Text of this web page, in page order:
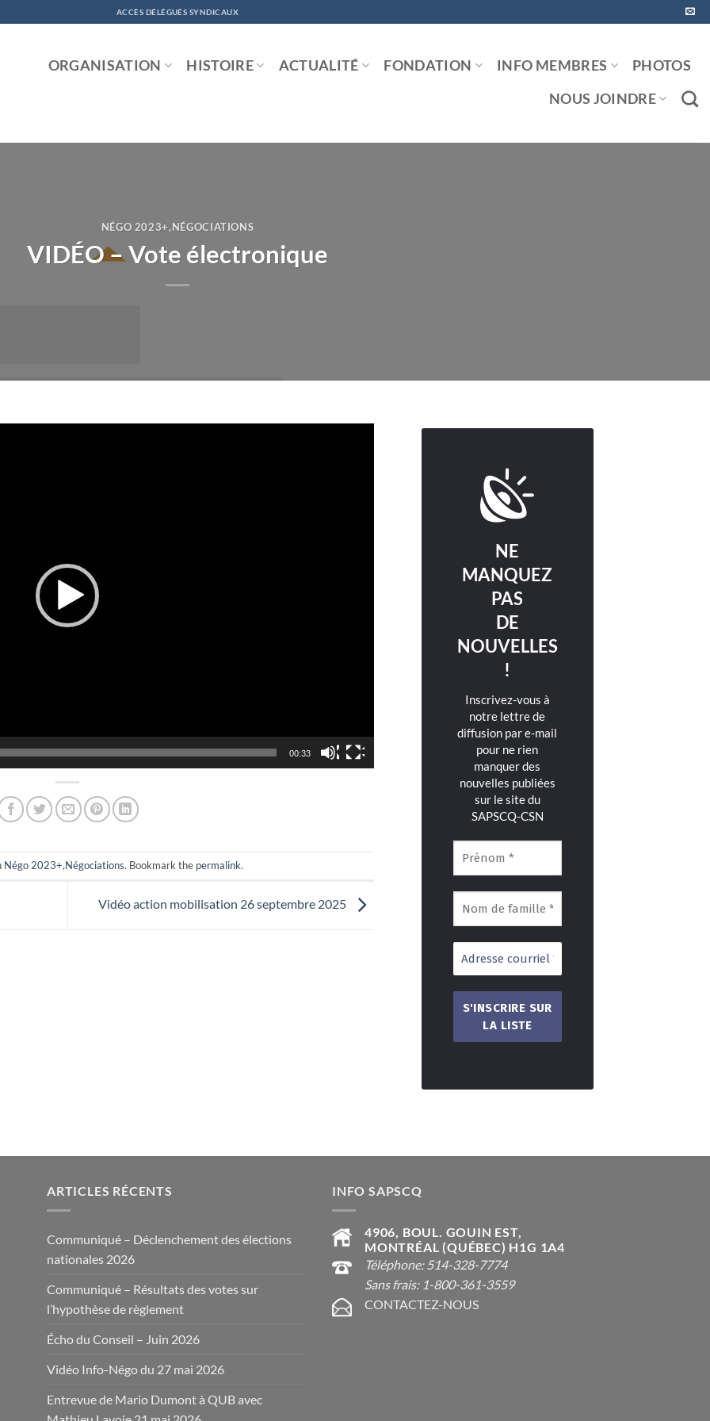
ACCÈS DÉLÉGUÉS SYNDICAUX
ORGANISATION HISTOIRE ACTUALITÉ FONDATION INFO MEMBRES
PHOTOS
NOUS JOINDRE
NÉGO 2023+,NÉGOCIATIONS
VIDÉO – Vote électronique
00:33
Négo 2023+,Négociations. Bookmark the permalink.
Vidéo action mobilisation 26 septembre 2025
NE
MANQUEZ
PAS
DE
NOUVELLES
!
Inscrivez-vous à
notre lettre de
diffusion par e-mail
pour ne rien
manquer des
nouvelles publiées
sur le site du
SAPSCQ-CSN
ARTICLES RÉCENTS
Communiqué – Déclenchement des élections
nationales 2026
Communiqué – Résultats des votes sur
l’hypothèse de règlement
Écho du Conseil – Juin 2026
Vidéo Info-Négo du 27 mai 2026
Entrevue de Mario Dumont à QUB avec
INFO SAPSCQ
4906, BOUL. GOUIN EST,
MONTRÉAL (QUÉBEC) H1G 1A4
Téléphone: 514-328-7774
Sans frais: 1-800-361-3559
CONTACTEZ-NOUS